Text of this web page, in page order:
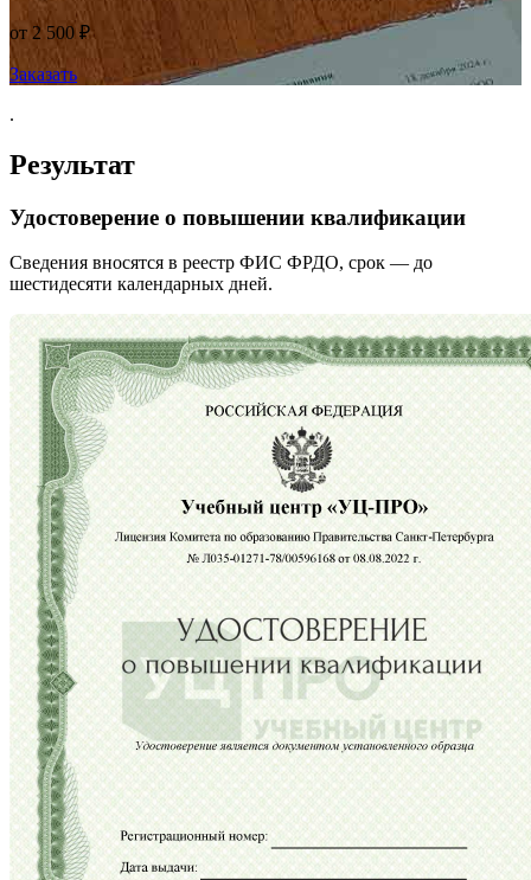
от 2 500 ₽
Заказать
.
Результат
Удостоверение о повышении квалификации
Сведения вносятся в реестр ФИС ФРДО, срок — до
шестидесяти календарных дней.